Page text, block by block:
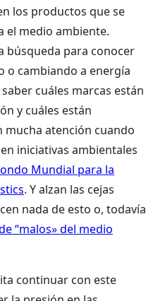
los productos que se
el medio ambiente.
búsqueda para conocer
o cambiando a energía
cuáles marcas están
y cuáles están
mucha atención cuando
iniciativas ambientales
Mundial para la
. Y alzan las cejas
nada de esto o, todavía
“malos» del medio
continuar con este